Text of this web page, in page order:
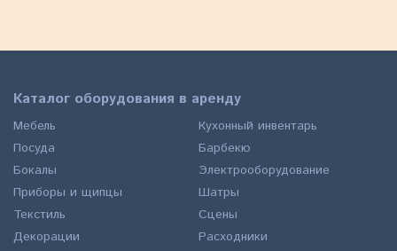
Каталог оборудования в аренду
Мебель
Посуда
Бокалы
Приборы и щипцы
Текстиль
Декорации
Кухонный инвентарь
Барбекю
Электрооборудование
Шатры
Сцены
Расходники